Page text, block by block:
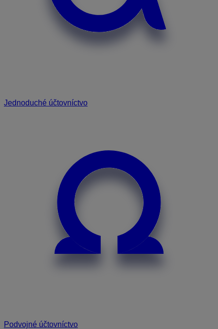
Jednoduché účtovníctvo
Podvojné účtovníctvo